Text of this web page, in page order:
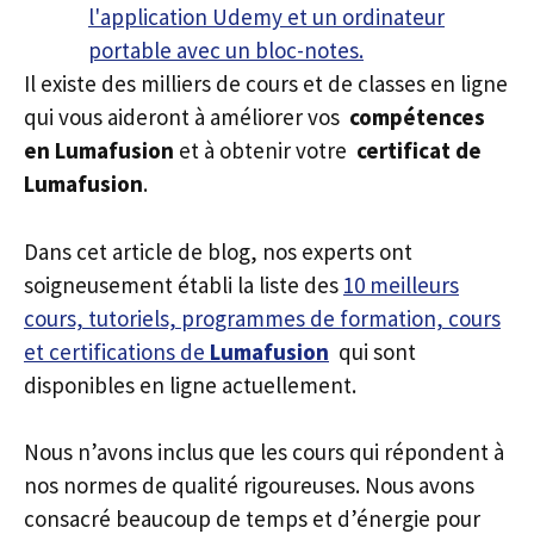
Il existe des milliers de cours et de classes en ligne
qui vous aideront à améliorer vos compétences
en Lumafusion et à obtenir votre certificat de
Lumafusion.
Dans cet article de blog, nos experts ont
soigneusement établi la liste des 10 meilleurs
cours, tutoriels, programmes de formation, cours
et certifications de Lumafusion qui sont
disponibles en ligne actuellement.
Nous n’avons inclus que les cours qui répondent à
nos normes de qualité rigoureuses. Nous avons
consacré beaucoup de temps et d’énergie pour